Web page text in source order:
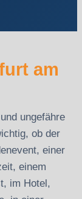
am
ungefähre
ob der
einer
einem
im Hotel,